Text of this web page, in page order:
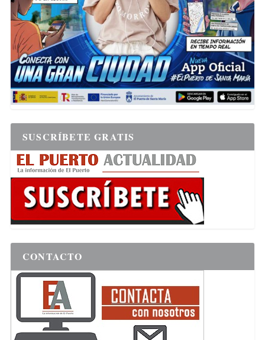
SUSCRÍBETE GRATIS
CONTACTO